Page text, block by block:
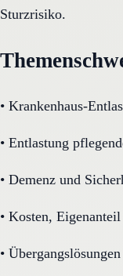
Sturzrisiko.
• Krankenhaus-
• Entlastung
• Demenz und
• Kosten,
•